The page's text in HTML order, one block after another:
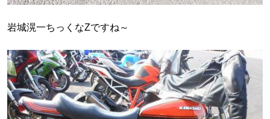
岩城滉一ちっくなZですね～